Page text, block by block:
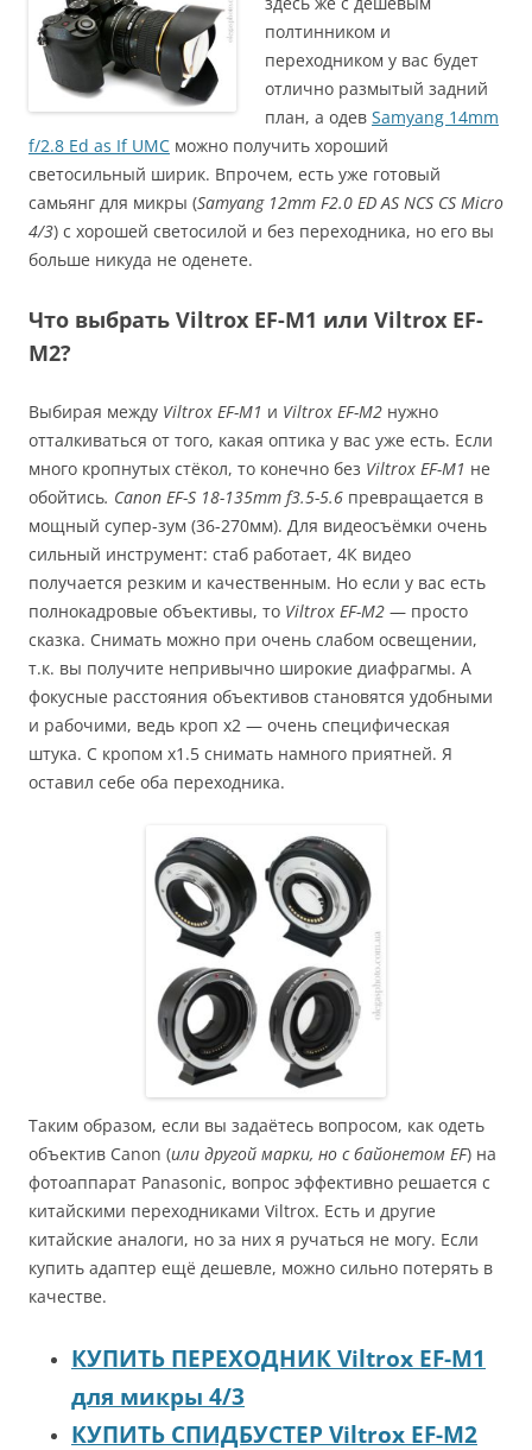
полтинником и
переходником у вас будет
отлично размытый задний
план, а одев Samyang 14mm
f/2.8 Ed as If UMC‎ можно получить хороший
светосильный ширик. Впрочем, есть уже готовый
самьянг для микры (Samyang 12mm F2.0 ED AS NCS CS Micro
4/3) с хорошей светосилой и без переходника, но его вы
больше никуда не оденете.
Что выбрать Viltrox EF-M1 или Viltrox EF-
M2?
Выбирая между Viltrox EF-M1 и Viltrox EF-M2 нужно
отталкиваться от того, какая оптика у вас уже есть. Если
много кропнутых стёкол, то конечно без Viltrox EF-M1 не
обойтись. Canon EF-S 18-135mm f3.5-5.6 превращается в
мощный супер-зум (36-270мм). Для видеосъёмки очень
сильный инструмент: стаб работает, 4К видео
получается резким и качественным. Но если у вас есть
полнокадровые объективы, то Viltrox EF-M2 — просто
сказка. Снимать можно при очень слабом освещении,
т.к. вы получите непривычно широкие диафрагмы. А
фокусные расстояния объективов становятся удобными
и рабочими, ведь кроп х2 — очень специфическая
штука. С кропом х1.5 снимать намного приятней. Я
оставил себе оба переходника.
Таким образом, если вы задаётесь вопросом, как одеть
объектив Canon (или другой марки, но с байонетом EF) на
фотоаппарат Panasonic, вопрос эффективно решается с
китайскими переходниками Viltrox. Есть и другие
китайские аналоги, но за них я ручаться не могу. Если
купить адаптер ещё дешевле, можно сильно потерять в
качестве.
КУПИТЬ ПЕРЕХОДНИК Viltrox EF-M1
для микры 4/3
КУПИТЬ СПИДБУСТЕР Viltrox EF-M2